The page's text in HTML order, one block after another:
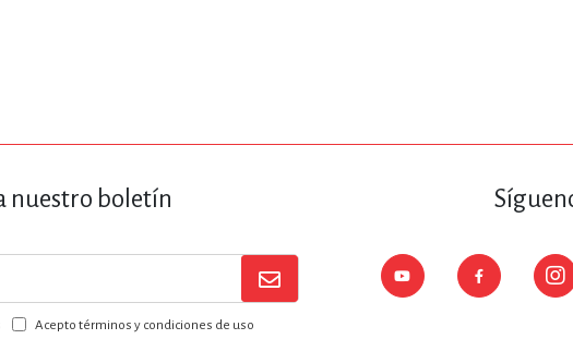
nuestro boletín
Acepto términos y condiciones de uso